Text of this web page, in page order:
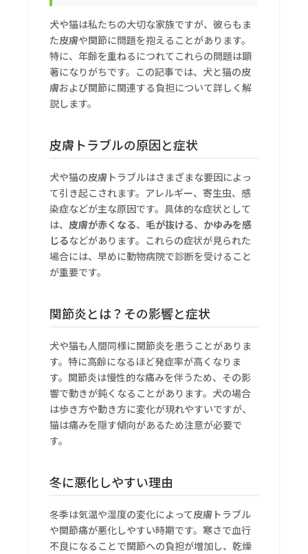
犬や猫は私たちの大切な家族ですが、彼らもま
た皮膚や関節に問題を抱えることがあります。
特に、年齢を重ねるにつれてこれらの問題は顕
著になりがちです。この記事では、犬と猫の皮
膚および関節に関連する負担について詳しく解
説します。
皮膚トラブルの原因と症状
犬や猫の皮膚トラブルはさまざまな要因によっ
て引き起こされます。アレルギー、寄生虫、感
染症などが主な原因です。具体的な症状として
は、皮膚が赤くなる、毛が抜ける、 かゆみを感
じるなどがあります。これらの症状が見られた
場合には、早めに動物病院で診断を受けること
が重要です。
関節炎とは？その影響と症状
犬や猫も人間同様に関節炎を患うことがありま
す。特に高齢になるほど発症率が高くなりま
す。関節炎は慢性的な痛みを伴うため、その影
響で動きが鈍くなることがあります。犬の場合
は歩き方や動き方に変化が現れやすいですが、
猫は痛みを隠す傾向があるため注意が必要で
す。
冬に悪化しやすい理由
冬季は気温や湿度の変化によって皮膚トラブル
や関節痛が悪化しやすい時期です。寒さで血行
不良になることで関節への負担が増加し、乾燥